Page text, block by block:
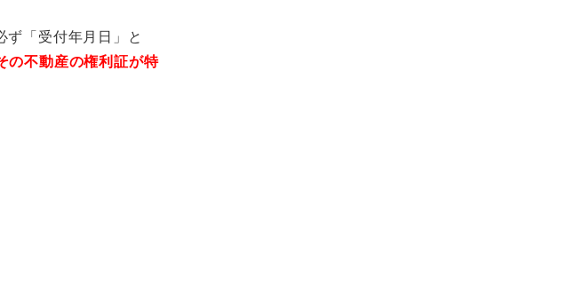
「受付年月日」と
の不動産の権利証が特